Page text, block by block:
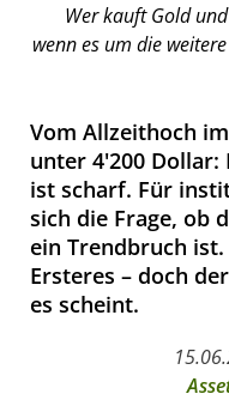
Wer kauft Gold
wenn es um die
Vom Allzeithoch
unter 4'200
ist scharf. Für
sich die Frage, ob
ein Trendbruch
Ersteres – doch
es scheint.